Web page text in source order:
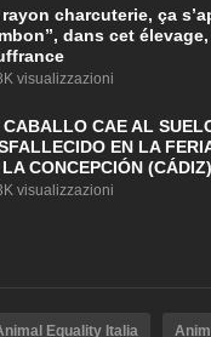
charcuterie, ça
dans cet
visualizzazioni
CABALLO CAE AL
EN LA
LA CONCEPCIÓN
visualizzazioni
Equality Italia